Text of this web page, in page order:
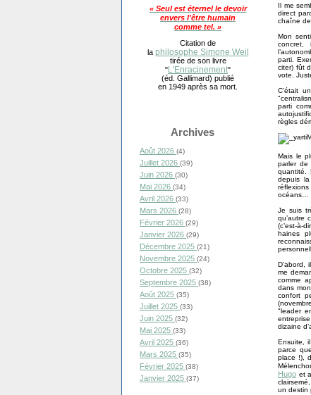
« Seul est éternel le devoir
envers l'être humain
comme tel. »
Citation de
la philosophe Simone Weil
tirée de son livre
"L'Enracinement"
(éd. Gallimard) publié
en 1949 après sa mort.
Archives
Août 2026 (4)
Juillet 2026 (39)
Juin 2026 (30)
Mai 2026 (34)
Avril 2026 (33)
Mars 2026 (28)
Février 2026 (29)
Janvier 2026 (29)
Décembre 2025 (21)
Novembre 2025 (24)
Octobre 2025 (32)
Septembre 2025 (38)
Août 2025 (35)
Juillet 2025 (33)
Juin 2025 (32)
Mai 2025 (33)
Avril 2025 (36)
Mars 2025 (35)
Février 2025 (38)
Janvier 2025 (37)
Il me
direct
chaîne de
Mon
concret,
parti.
citer) fût
vote.
C’était
parti
règles
Mais le
parler de
quantité.
depuis
océans…
Je suis
qu’autre
(c’est-à-
haines
D’abord,
me
comme
dans
confort
"leader
dizaine
Ensuite,
parce
place !),
Hugo et
un destin